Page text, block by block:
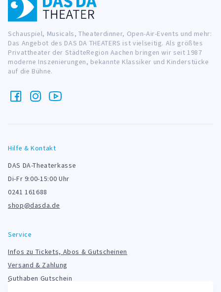
Schauspiel, Musicals, Theaterdinner, Open-Air-Events und mehr:
Das Angebot des DAS DA THEATERS ist vielseitig. Als größtes
Privattheater der StädteRegion Aachen bringen wir seit 1987
moderne Inszenierungen, bekannte Klassiker und Kinderstücke
auf die Bühne.
Hilfe & Kontakt
DAS DA-Theaterkasse
Di-Fr 9:00-15:00 Uhr
0241 161688
shop@dasda.de
Service
Infos zu Tickets, Abos & Gutscheinen
Versand & Zahlung
Guthaben Gutschein